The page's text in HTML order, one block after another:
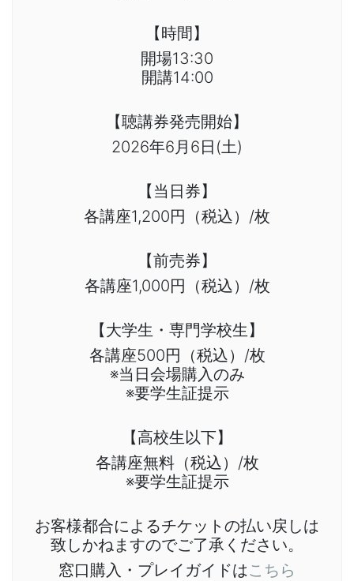
【時間】
開場13:30
開講14:00
【聴講券発売開始】
2026年6月6日(土)
【当日券】
各講座1,200円（税込）/枚
【前売券】
各講座1,000円（税込）/枚
【大学生・専門学校生】
各講座500円（税込）/枚
※当日会場購入のみ
※要学生証提示
【高校生以下】
各講座無料（税込）/枚
※要学生証提示
お客様都合によるチケットの払い戻しは
致しかねますのでご了承ください。
窓口購入・プレイガイドはこちら